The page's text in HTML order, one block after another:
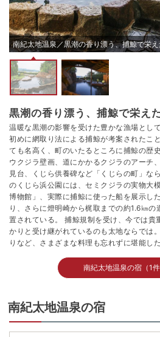
南紀太地温泉／黒潮の香り漂う、捕鯨で栄
黒潮の香り漂う、捕鯨で栄え
温暖な黒潮の影響を受けた豊かな漁場とし
初めに網取り法による捕鯨が考案されたこ
ても名高く、町のいたるところに捕鯨の歴
ウクジラ壁画、道にかかるクジラのアーチ
見台、くじら供養碑など「くじらの町」な
のくじら浜公園には、セミクジラの実物大
博物館」、実際に捕鯨に使った船を展示し
り、さらに燈明崎から梶取までの約1.6㎞
置されている。 捕鯨規制を受け、今では貴
かりと受け継がれているのも太地ならでは
りなど、さまざまな料理も忘れずに堪能した
南紀太地温泉の宿（1
南紀太地温泉の宿